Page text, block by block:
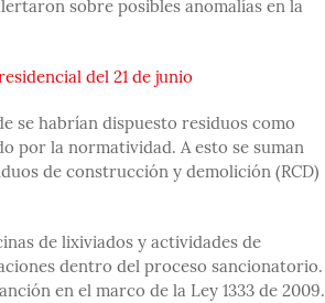
sobre posibles anomalías en la
del 21 de junio
se habrían dispuesto residuos como
por la normatividad. A esto se suman
de construcción y demolición (RCD)
de lixiviados y actividades de
dentro del proceso sancionatorio.
en el marco de la Ley 1333 de 2009.